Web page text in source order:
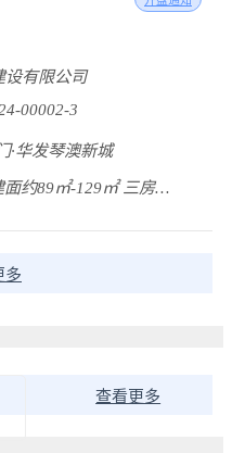
设有限公司
00002-3
·华发琴澳新城
（建筑面积）建面约89㎡-129㎡ 三房到四房
多
查看更多